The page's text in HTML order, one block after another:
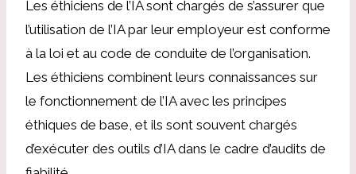
Les éthiciens de l’IA sont chargés de s’assurer que
l’utilisation de l’IA par leur employeur est conforme
à la loi et au code de conduite de l’organisation.
Les éthiciens combinent leurs connaissances sur
le fonctionnement de l’IA avec les principes
éthiques de base, et ils sont souvent chargés
d’exécuter des outils d’IA dans le cadre d’audits de